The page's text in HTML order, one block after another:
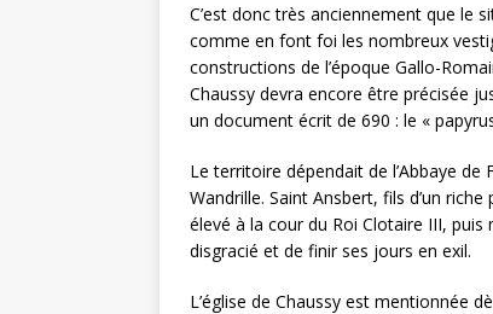
C’est donc très anciennement que le
comme en font foi les nombreux
constructions de l’époque Gallo-
Chaussy devra encore être précisée
un document écrit de 690 : le «
Le territoire dépendait de l’Abbaye
Wandrille. Saint Ansbert, fils d’un
élevé à la cour du Roi Clotaire III, puis
disgracié et de finir ses jours en exil.
L’église de Chaussy est mentionnée